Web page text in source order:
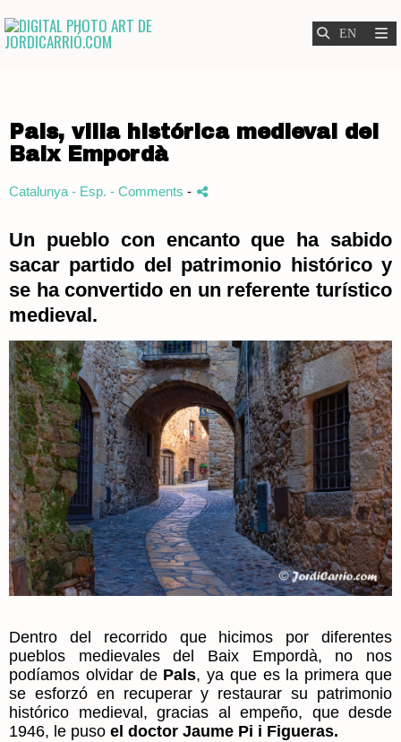
Pals, villa histórica medieval del
Baix Empordà
Catalunya - Esp. - Comments -
Un pueblo con encanto que ha sabido
sacar partido del patrimonio histórico y
se ha convertido en un referente turístico
medieval.
Dentro del recorrido que hicimos por diferentes
pueblos medievales del Baix Empordà, no nos
podíamos olvidar de Pals, ya que es la primera que
se esforzó en recuperar y restaurar su patrimonio
histórico medieval, gracias al empeño, que desde
1946, le puso el doctor Jaume Pi i Figueras.